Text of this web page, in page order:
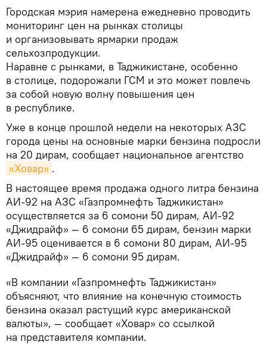
Городская мэрия намерена ежедневно проводить
мониторинг цен на рынках столицы
и организовывать ярмарки продаж
сельхозпродукции.
Наравне с рынками, в Таджикистане, особенно
в столице, подорожали ГСМ и это может повлечь
за собой новую волну повышения цен
в республике.
Уже в конце прошлой недели на некоторых АЗС
города цены на основные марки бензина подросли
на 20 дирам, сообщает национальное агентство
«Ховар» .
В настоящее время продажа одного литра бензина
АИ-92 на АЗС «Газпромнефть Таджикистан»
осуществляется за 6 сомони 50 дирам, АИ-92
«Джидрайф» — 6 сомони 65 дирам, бензин марки
АИ-95 оценивается в 6 сомони 80 дирам, АИ-95
«Джидрайф» — 6 сомони 95 дирам.
«В компании «Газпромнефть Таджикистан»
объясняют, что влияние на конечную стоимость
бензина оказал растущий курс американской
валюты», — сообщает «Ховар» со ссылкой
на представителя компании.